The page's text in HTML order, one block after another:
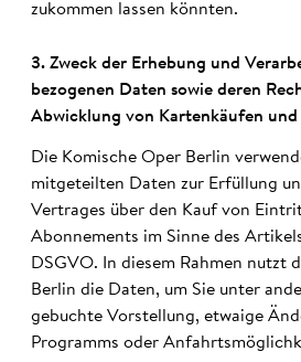
zukommen lassen könnten.
3. Zweck der Er­heb­ung und
bezo­genen Daten sowie deren
Ab­wick­lung von Karten­käufen
Die Komische Oper Berlin
mitgeteilten Daten zur Erfüllung
Vertrages über den Kauf von
Abonnements im Sinne des
DSGVO. In diesem Rahmen nutzt
Berlin die Daten, um Sie unter
gebuchte Vorstellung, etwaige
Programms oder